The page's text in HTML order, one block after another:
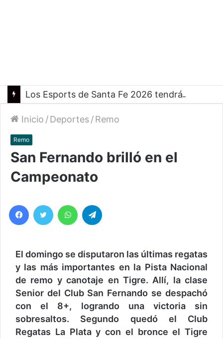
Inicio /Deportes/Remo
Remo
San Fernando brilló en el
Campeonato
El domingo se disputaron las últimas regatas
y las más importantes en la Pista Nacional
de remo y canotaje en Tigre. Allí, la clase
Senior del Club San Fernando se despachó
con el 8+, logrando una victoria sin
sobresaltos. Segundo quedó el Club
Regatas La Plata y con el bronce el Tigre